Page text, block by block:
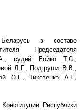
Беларусь в составе
Председателя
судей Бойко Т.С.,
Л.Г., Подгруши В.В.,
О.Г., Тиковенко А.Г.,
Республики